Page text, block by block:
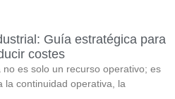
Guía estratégica para
costes
es solo un recurso operativo; es
la continuidad operativa, la